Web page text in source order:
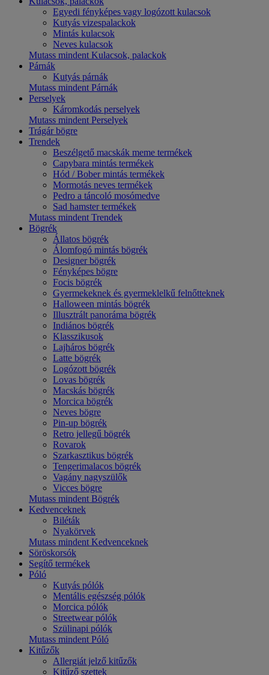
Egyedi fényképes vagy logózott kulacsok
Kutyás vizespalackok
Mintás kulacsok
Neves kulacsok
Mutass mindent Kulacsok, palackok
Párnák
Kutyás párnák
Mutass mindent Párnák
Perselyek
Káromkodás perselyek
Mutass mindent Perselyek
Trágár bögre
Trendek
Beszélgető macskák meme termékek
Capybara mintás termékek
Hód / Bober mintás termékek
Mormotás neves termékek
Pedro a táncoló mosómedve
Sad hamster termékek
Mutass mindent Trendek
Bögrék
Állatos bögrék
Álomfogó mintás bögrék
Designer bögrék
Fényképes bögre
Focis bögrék
Gyermekeknek és gyermeklelkű felnőtteknek
Halloween mintás bögrék
Illusztrált panoráma bögrék
Indiános bögrék
Klasszikusok
Lajháros bögrék
Latte bögrék
Logózott bögrék
Lovas bögrék
Macskás bögrék
Morcica bögrék
Neves bögre
Pin-up bögrék
Retro jellegű bögrék
Rovarok
Szarkasztikus bögrék
Tengerimalacos bögrék
Vagány nagyszülők
Vicces bögre
Mutass mindent Bögrék
Kedvenceknek
Biléták
Nyakörvek
Mutass mindent Kedvenceknek
Söröskorsók
Segítő termékek
Póló
Kutyás pólók
Mentális egészség pólók
Morcica pólók
Streetwear pólók
Szülinapi pólók
Mutass mindent Póló
Kitűzők
Allergiát jelző kitűzők
Kitűző szettek